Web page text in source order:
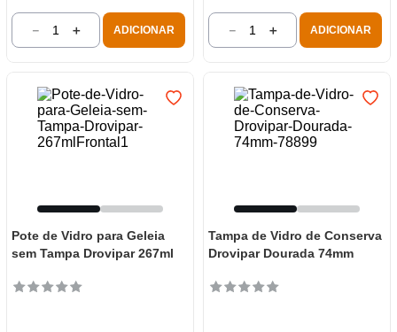
＋
－ ADICIONAR ＋
－ ADICIONAR
Pote de Vidro para Geleia
sem Tampa Drovipar 267ml
Tampa de Vidro de Conserva
Drovipar Dourada 74mm